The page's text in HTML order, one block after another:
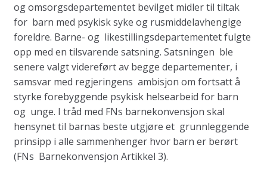
og omsorgsdepartementet bevilget midler til tiltak
for barn med psykisk syke og rusmiddelavhengige
foreldre. Barne- og likestillingsdepartementet fulgte
opp med en tilsvarende satsning. Satsningen ble
senere valgt videreført av begge departementer, i
samsvar med regjeringens ambisjon om fortsatt å
styrke forebyggende psykisk helsearbeid for barn
og unge. I tråd med FNs barnekonvensjon skal
hensynet til barnas beste utgjøre et grunnleggende
prinsipp i alle sammenhenger hvor barn er berørt
(FNs Barnekonvensjon Artikkel 3).